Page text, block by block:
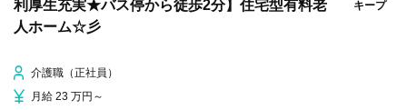
利厚生充実★バス停から徒歩2分】住宅型有料老
人ホーム☆彡
キープ
介護職（正社員）
月給 23 万円～